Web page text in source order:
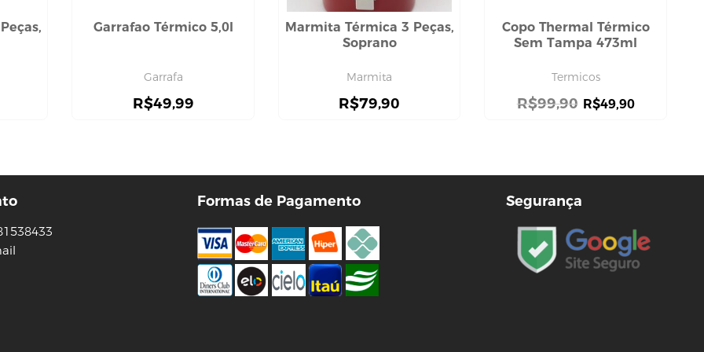
Garrafao Térmico 5,0l
Garrafa
R$49,99
Marmita Térmica 3 Peças,
Soprano
Marmita
R$79,90
Copo Thermal Térmico
Sem Tampa 473ml
Termicos
R$99,90 R$49,90
Formas de Pagamento Segurança